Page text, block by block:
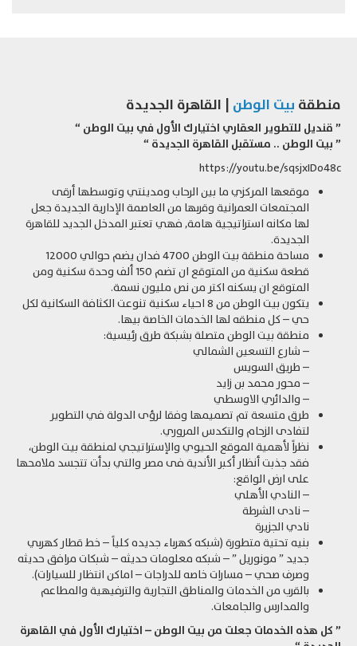
منطقة بيت الوطن | القاهرة الجديدة
”قنديل للتطوير العقاري اختيارك الأول في بيت الوطن “
” بيت الوطن .. مستقبل القاهرة الجديدة “
https://youtu.be/sqsjxIDo48c
موقعها المركزي ما بين الرحاب ومدينتي وتوسطها أرقى
المجتمعات العمرانية وقربها من العاصمة الإدارية الجديدة جعل
لها مكانه استراتيجية هامة, فهي تعتبر المدخل الجديد للقاهرة
الجديدة.
مساحة منطقة بيت الوطن 4700 فدان يضم حوالي 12000
قطعة سكنية من المتوقع ان تضم 150 ألف وحدة سكنية ومن
المتوقع ان يسكنه اكتر من نص مليون نسمة.
يتكون بيت الوطن من 8 احياء سكنية تنوعت الكثافة السكانية لكل
حي – كل منطقه لها الخدمات الخاصة بيها.
منطقة بيت الوطن متصلة بشبكة طرق رئيسية:
– شارع التسعين الشمالي
– طريق السويس
– محور محمد بن زايد
– والدائري الاوسطي
طرق متسعة تم تصميمها وفقا لرؤى الدولة في التطوير
لتفادى الزحام والتكدس المروري.
نظراً لأهمية الموقع الحيوي والإستراتيجي لمنطقة بيت الوطن،
فقد جذبت أنظار أكبر الأندية فى مصر والتي بدأت تتجسد ملامحها
على ارض الواقع:
– النادي الأهلي
– نادى الشرطة
نادي الجزيرة
بنيه تحتية متطورة (شبكه كهرباء جديده كلياً – خط قطار كهربي
جديد ” مونوريل ” – شبكه معلومات حديثه – شبكات مرافق حديثه
وصرف صحي – مسارات خاصه للدراجات – اماكن انتظار للسيارات).
بالقرب من الخدمات والمناطق التجارية والترفيهية والمطاعم
والمدارس والجامعات.
” كل هذه الخدمات جعلت من بيت الوطن – اختيارك الأول في القاهرة